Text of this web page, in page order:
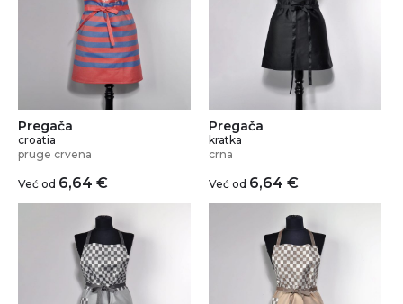
Pregača
croatia
pruge crvena
Već od 6,64 €
Pregača
kratka
crna
Već od 6,64 €